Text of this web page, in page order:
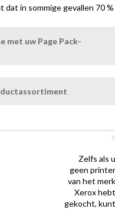
in sommige gevallen 70 %
met uw Page Pack-
Zelfs als u
geen printer
van het merk
Xerox hebt
gekocht, kunt